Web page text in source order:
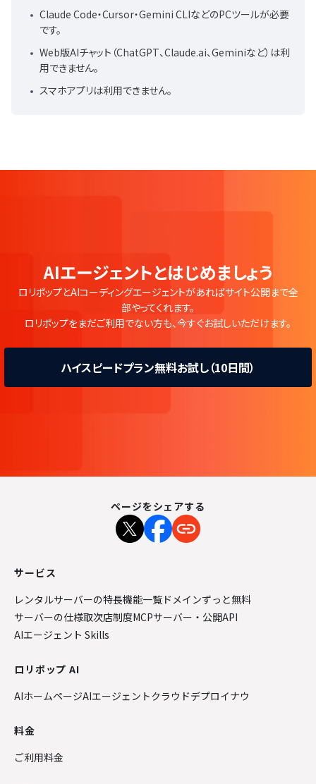
Claude Code・Cursor・Gemini CLIなどのPCツールが必要
です。
Web版AIチャット（ChatGPT、Claude.ai、Geminiなど）は利
用できません。
スマホアプリは利用できません。
AIエージェントとはじめましょう
ロリポップとAIコーディングエージェントがあればサイト公開まで全
部やってくれます。
ロリポップをまだご利用でない方も、今すぐお試しいただけます。
ハイスピードプラン無料お試し（10日間）
ページをシェアする
サービス
レンタルサーバーの特長機能一覧 ドメインずっと無料
サーバーの仕様取次店制度MCPサーバー・公開API
AIエージェント Skills
ロリポップ AI
AIホームページAIエージェントクラウドデプロイナウ
料金
ご利用料金